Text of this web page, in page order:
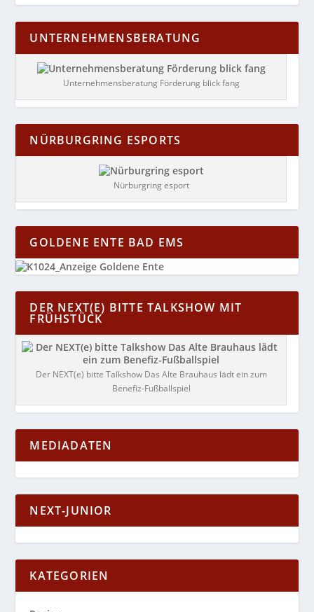
UNTERNEHMENSBERATUNG
Unternehmensberatung Förderung blick fang
NÜRBURGRING ESPORTS
Nürburgring esport
GOLDENE ENTE BAD EMS
DER NEXT(E) BITTE TALKSHOW MIT
FRÜHSTÜCK
Der NEXT(e) bitte Talkshow Das Alte Brauhaus lädt ein zum
Benefiz-Fußballspiel
MEDIADATEN
NEXT-JUNIOR
KATEGORIEN